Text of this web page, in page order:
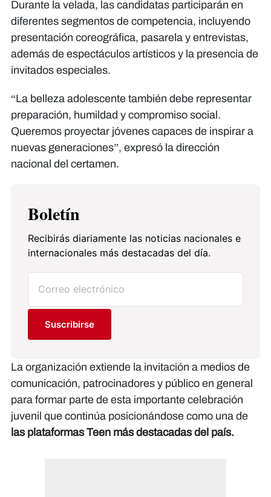
Durante la velada, las candidatas participarán en
diferentes segmentos de competencia, incluyendo
presentación coreográfica, pasarela y entrevistas,
además de espectáculos artísticos y la presencia de
invitados especiales.
“La belleza adolescente también debe representar
preparación, humildad y compromiso social.
Queremos proyectar jóvenes capaces de inspirar a
nuevas generaciones”, expresó la dirección
nacional del certamen.
Boletín
Recibirás diariamente las noticias nacionales e
internacionales más destacadas del día.
Suscribirse
La organización extiende la invitación a medios de
comunicación, patrocinadores y público en general
para formar parte de esta importante celebración
juvenil que continúa posicionándose como una de
las plataformas Teen más destacadas del país.